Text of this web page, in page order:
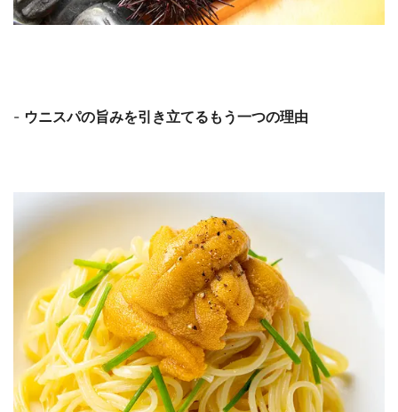
- ウニスパの旨みを引き立てるもう一つの理由